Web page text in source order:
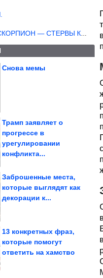
— СТЕРВЫ КАКИХ ЕЩЕ ПОИСКАТЬ НАДО
Снова мемы
Трамп заявляет о
прогрессе в
урегулировании
конфликта...
Заброшенные места,
которые выглядят как
декорации к...
Как носить горошек
13 конкретных фраз,
которые помогут
ответить на хамство